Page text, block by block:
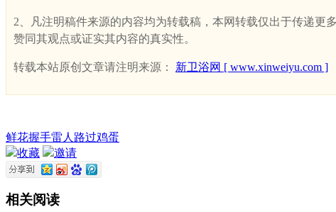
2、凡注明稿件来源的内容均为转载稿，本网转载仅出于传递更
赞同其观点或证实其内容的真实性。
转载本站原创文章请注明来源： 新卫浴网 [ www.xinweiyu.com ]
鲜花握手雷人 路过鸡蛋
收藏
邀请
相关阅读